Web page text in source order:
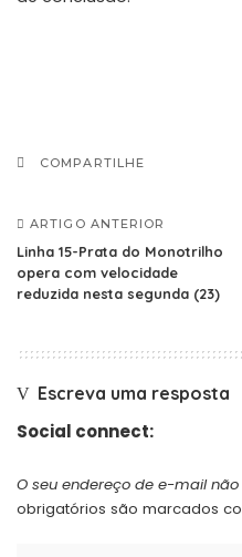
COMPARTILHE
ARTIGO ANTERIOR
Linha 15-Prata do Monotrilho
opera com velocidade
reduzida nesta segunda (23)
Escreva uma resposta
Social connect:
O seu endereço de e-mail
obrigatórios são marcados